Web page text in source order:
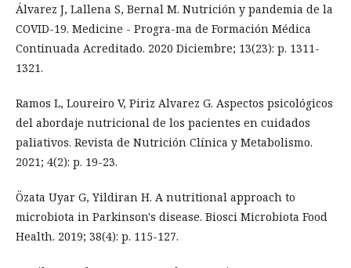
Álvarez J, Lallena S, Bernal M. Nutrición y pandemia de la
COVID-19. Medicine - Progra-ma de Formación Médica
Continuada Acreditado. 2020 Diciembre; 13(23): p. 1311-
1321.
Ramos L, Loureiro V, Piriz Alvarez G. Aspectos psicológicos
del abordaje nutricional de los pacientes en cuidados
paliativos. Revista de Nutrición Clínica y Metabolismo.
2021; 4(2): p. 19-23.
Özata Uyar G, Yildiran H. A nutritional approach to
microbiota in Parkinson's disease. Biosci Microbiota Food
Health. 2019; 38(4): p. 115-127.